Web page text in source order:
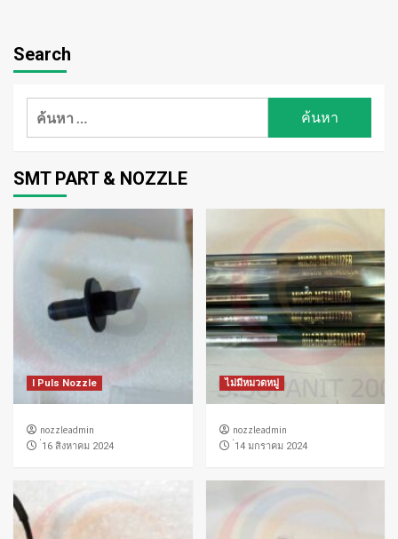
Search
ค้นหา
SMT PART & NOZZLE
I Puls Nozzle
nozzleadmin
่16 สิงหาคม 2024
ไม่มีหมวดหมู่
nozzleadmin
่14 มกราคม 2024